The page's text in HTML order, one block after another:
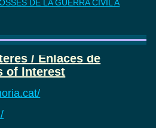
DE LA GUERRA CIVIL A
/ Enlaces de
of Interest